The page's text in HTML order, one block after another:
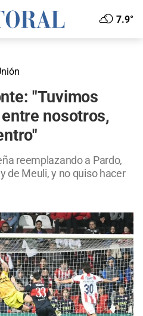
7.9°
"Tuvimos
nosotros,
reemplazando a Pardo,
de Meuli, y no quiso hacer